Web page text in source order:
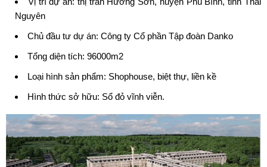
Nguyên
Chủ đầu tư dự án: Công ty Cổ phần Tập đoàn Danko
Tổng diện tích: 96000m2
Loại hình sản phẩm: Shophouse, biệt thự, liền kề
Hình thức sở hữu: Sổ đỏ vĩnh viễn.